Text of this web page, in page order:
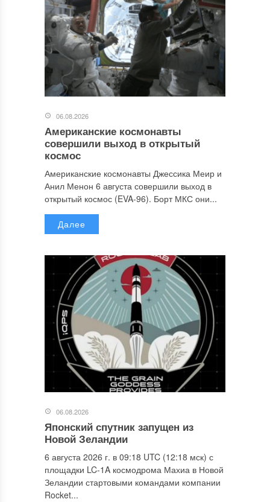
06.08.2026
Американские космонавты
совершили выход в открытый
космос
Американские космонавты Джессика Меир и
Анил Менон 6 августа совершили выход в
открытый космос (EVA-96). Борт МКС они...
Далее
06.08.2026
Японский спутник запущен из
Новой Зеландии
6 августа 2026 г. в 09:18 UTC (12:18 мск) с
площадки LC-1A космодрома Махиа в Новой
Зеландии стартовыми командами компании
Rocket...